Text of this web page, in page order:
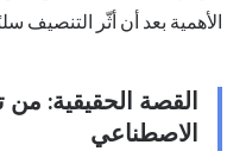
الأهمية بعد أن أثّر التنصيف
القصة الحقيقية: من
الاصطناعي